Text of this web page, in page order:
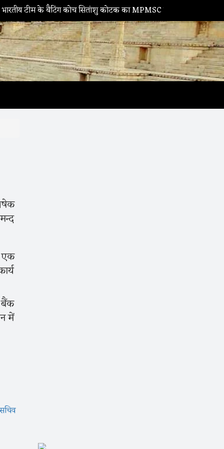
के बैटिंग कोच सितांशु कोटक का MPMSC दौरा, युवा क्रिकेटरों को दिए
बैंक
में